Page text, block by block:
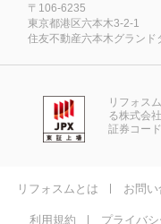
〒106-6235
東京都港区六本木3-2-1
住友不動産六本木グランド
リフォス
る株式会
証券コー
リフォスムとは お問
利用規約 プライバ